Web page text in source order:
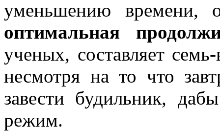
уменьшению времени,
оптимальная
ученых, составляет
несмотря на то что
завести будильник,
режим.